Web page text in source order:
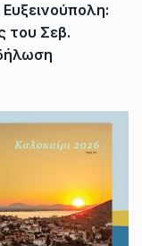
του Σεβ.